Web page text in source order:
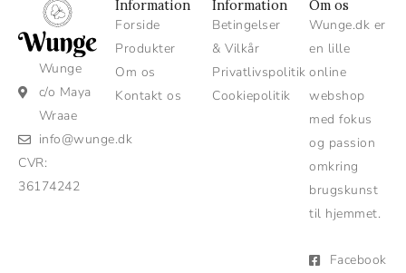
Wunge
c/o Maya
Wraae
info@wunge.dk
CVR:
36174242
Information
Forside
Produkter
Om os
Kontakt os
Information
Betingelser
& Vilkår
Privatlivspolitik
Cookiepolitik
Om os
Wunge.dk er
en lille
online
webshop
med fokus
og passion
omkring
brugskunst
til hjemmet.
Facebook